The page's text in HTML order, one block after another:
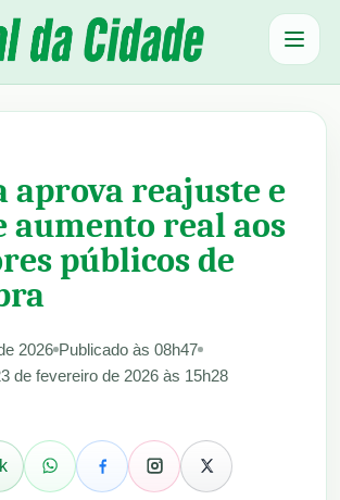
Abrir
aprova reajuste e
aumento real aos
públicos de
2026 Publicado às 08h47
de fevereiro de 2026 às 15h28